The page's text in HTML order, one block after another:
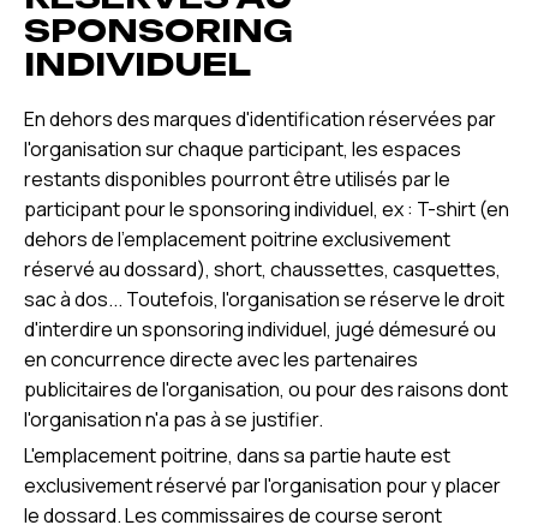
SPONSORING
INDIVIDUEL
En dehors des marques d'identification réservées par
l'organisation sur chaque participant, les espaces
restants disponibles pourront être utilisés par le
participant pour le sponsoring individuel, ex : T-shirt (en
dehors de l'emplacement poitrine exclusivement
réservé au dossard), short, chaussettes, casquettes,
sac à dos... Toutefois, l'organisation se réserve le droit
d'interdire un sponsoring individuel, jugé démesuré ou
en concurrence directe avec les partenaires
publicitaires de l'organisation, ou pour des raisons dont
l'organisation n'a pas à se justifier.
L'emplacement poitrine, dans sa partie haute est
exclusivement réservé par l'organisation pour y placer
le dossard. Les commissaires de course seront